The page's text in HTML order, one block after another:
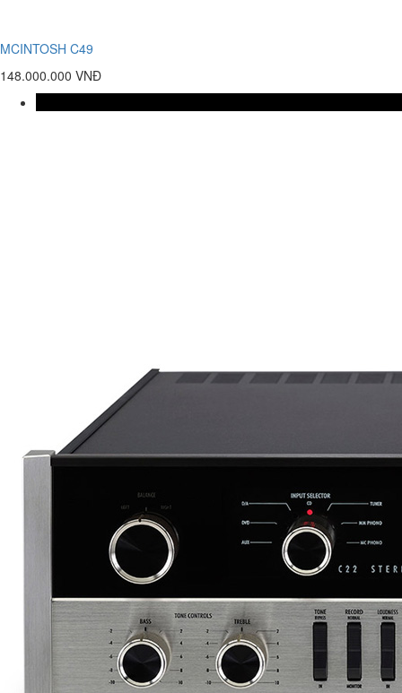
MCINTOSH C49
148.000.000 VNĐ